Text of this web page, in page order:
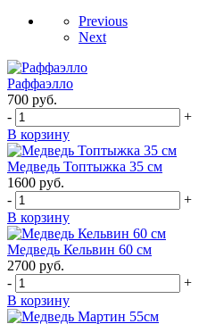
Previous
Next
Раффаэлло
700 руб.
-
+
В корзину
Медведь Топтыжка 35 см
1600 руб.
-
+
В корзину
Медведь Кельвин 60 см
2700 руб.
-
+
В корзину